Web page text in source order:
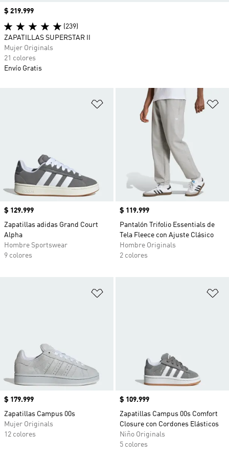
Añadir a la lista de deseos
Precio
$ 129.999
Zapatillas adidas Grand Court
Alpha
Hombre Sportswear
9 colores
Precio
$ 119.999
Pantalón Trifolio Essentials de
Tela Fleece con Ajuste Clásico
Hombre Originals
2 colores
Precio
$ 179.999
Zapatillas Campus 00s
Mujer Originals
12 colores
Precio
$ 109.999
Zapatillas Campus 00s Comfort
Closure con Cordones Elásticos
Niño Originals
5 colores
Precio
$ 219.999
(239)
ZAPATILLAS SUPERSTAR II
Mujer Originals
21 colores
Envío Gratis